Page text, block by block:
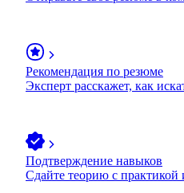
Рекомендация по резюме
Эксперт расскажет, как
Подтверждение навыков
Сдайте теорию с практикой